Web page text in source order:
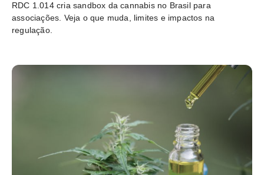
RDC 1.014 cria sandbox da cannabis no Brasil para
associações. Veja o que muda, limites e impactos na
regulação.